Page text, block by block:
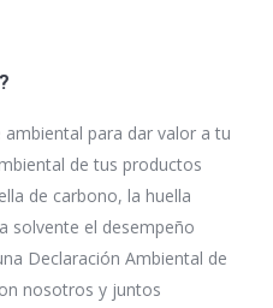
para dar valor a tu
de tus productos
de carbono, la huella
solvente el desempeño
Declaración Ambiental de
nosotros y juntos